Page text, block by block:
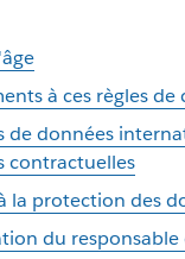
à ces règles
de données
contractuelles
la protection des
du